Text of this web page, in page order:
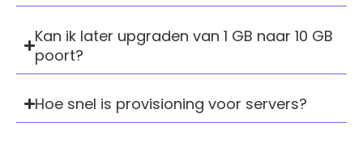
Kan ik later upgraden van 1 GB naar 10 GB
poort?
Hoe snel is provisioning voor servers?